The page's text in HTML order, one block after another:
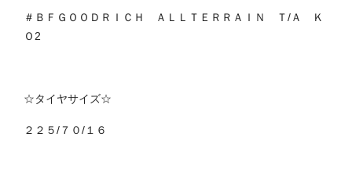
＃ＢＦＧＯＯＤＲＩＣＨ ＡＬＬＴＥＲＲＡＩＮ Ｔ/Ａ Ｋ
Ｏ2
☆タイヤサイズ☆
２２５/７０/１６